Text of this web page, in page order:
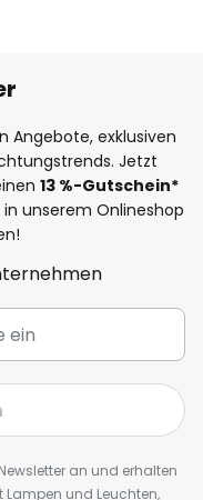
Angebote, exklusiven
Jetzt
13 %-Gutschein*
unserem Onlineshop
an und erhalten
und Leuchten,